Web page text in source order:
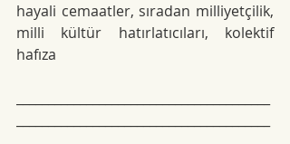
hayali cemaatler, sıradan milliyetçilik,
milli kültür hatırlatıcıları, kolektif
hafıza